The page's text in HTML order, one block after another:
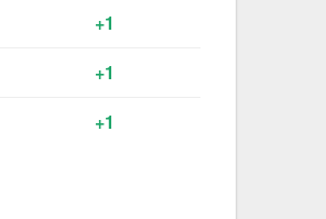
+1
+1
+1